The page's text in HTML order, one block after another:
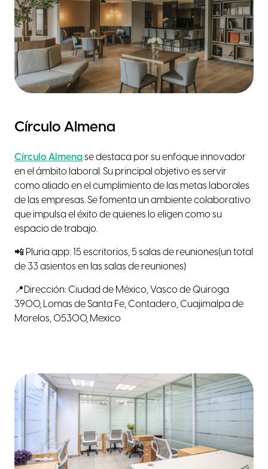
Círculo Almena
Círculo Almenase destaca por su enfoque innovador
en el ámbito laboral. Su principal objetivo es servir
como aliado en el cumplimiento de las metas laborales
de las empresas. Se fomenta un ambiente colaborativo
que impulsa el éxito de quienes lo eligen como su
espacio de trabajo.
📲 Pluria app: 15 escritorios, 5 salas de reuniones(un total
de 33 asientos en las salas de reuniones)
📍Dirección: Ciudad de México, Vasco de Quiroga
3900, Lomas de Santa Fe, Contadero, Cuajimalpa de
Morelos, 05300, Mexico